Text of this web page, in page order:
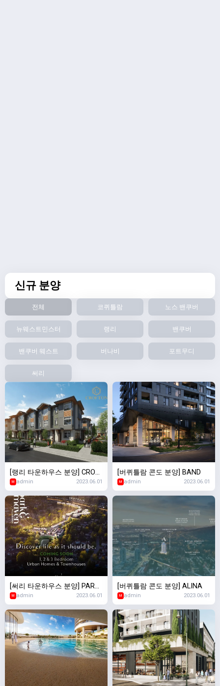
신규 분양
전체 코퀴틀람 노스 밴쿠버
뉴웨스트민스터 랭리 밴쿠버
밴쿠버 웨스트 버나비 포트무디
써리
[랭리 타운하우스 분양] CROF
TON
M admin 2023.06.01
[버퀴틀람 콘도 분양] BAND
M admin 2023.06.01
[써리 타운하우스 분양] PARK
& MAVEN
M admin 2023.06.01
[버퀴틀람 콘도 분양] ALINA
M admin 2023.06.01